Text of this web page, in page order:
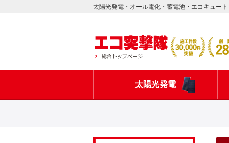
太陽光発電・オール電化・蓄電池・エコキュー
太陽光発電